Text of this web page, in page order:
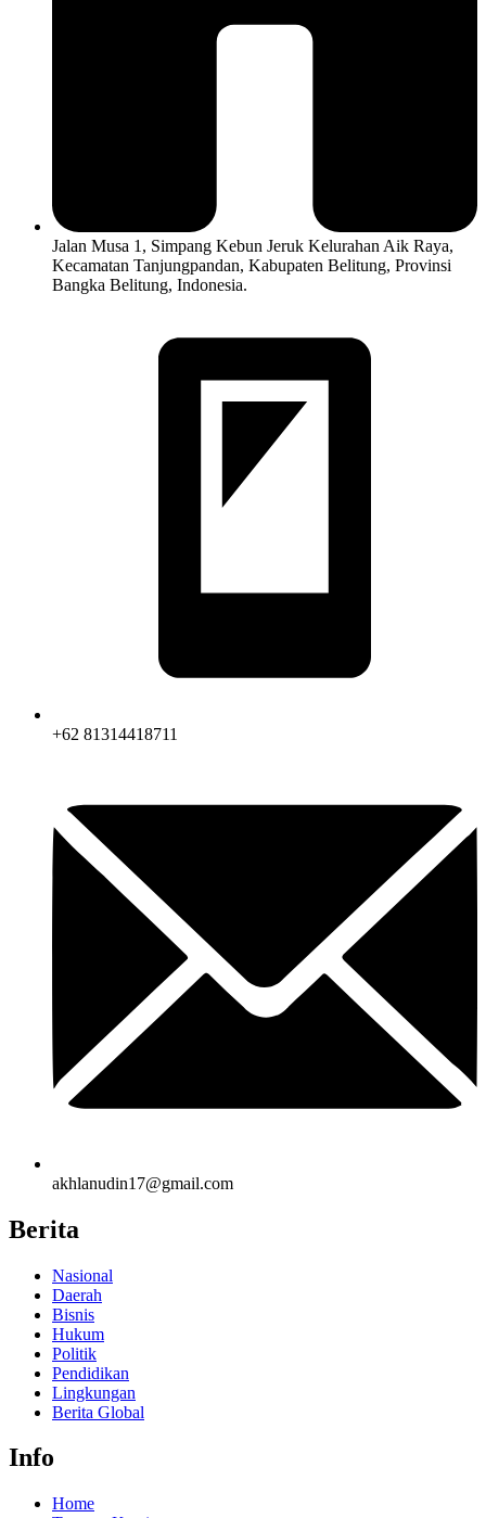
Jalan Musa 1, Simpang Kebun Jeruk Kelurahan Aik Raya,
Kecamatan Tanjungpandan, Kabupaten Belitung, Provinsi
Bangka Belitung, Indonesia.
+62 81314418711
akhlanudin17@gmail.com
Berita
Nasional
Daerah
Bisnis
Hukum
Politik
Pendidikan
Lingkungan
Berita Global
Info
Home